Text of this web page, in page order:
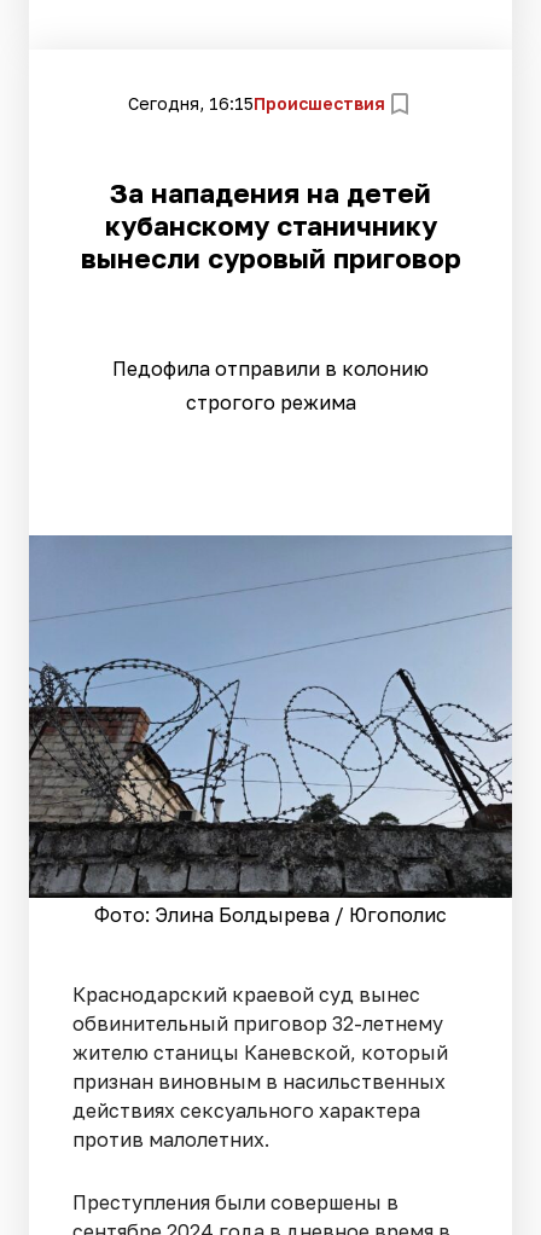
Сегодня, 16:15Происшествия
За нападения на детей
кубанскому станичнику
вынесли суровый приговор
Педофила отправили в колонию
строгого режима
Фото: Элина Болдырева / Югополис
Краснодарский краевой суд вынес
обвинительный приговор 32-летнему
жителю станицы Каневской, который
признан виновным в насильственных
действиях сексуального характера
против малолетних.
Преступления были совершены в